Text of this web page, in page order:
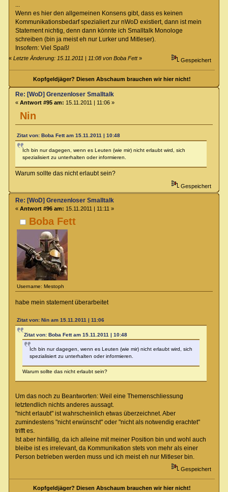
...
Wenn es hier den allgemeinen Konsens gibt, dass es keinen
Kommunikationsbedarf spezialiert zur nWoD existiert, dann ist mein
Statement nichtig, denn dann könnte ich Smalltalk Monologe
schreiben (bin ja meist eh nur Lurker und Mitleser).
Insofern: Viel Spaß!
«Letzte Änderung: 15.11.2011 | 11:08 von Boba Fett» Gespeichert
Kopfgeldjäger? Diesen Abschaum brauchen wir hier nicht!
Nin
Re: [WoD] Grenzenloser Smalltalk
« Antwort #95 am: 15.11.2011 | 11:06 »
Zitat von: Boba Fett am 15.11.2011 | 10:48
Ich bin nur dagegen, wenn es Leuten (wie mir) nicht erlaubt wird, sich
spezialisiert zu unterhalten oder informieren.
Warum sollte das nicht erlaubt sein?
Gespeichert
Boba Fett
Username: Mestoph
Re: [WoD] Grenzenloser Smalltalk
« Antwort #96 am: 15.11.2011 | 11:11 »
habe mein statement überarbeitet
Zitat von: Nin am 15.11.2011 | 11:06
Zitat von: Boba Fett am 15.11.2011 | 10:48
Ich bin nur dagegen, wenn es Leuten (wie mir) nicht erlaubt wird, sich
spezialisiert zu unterhalten oder informieren.
Warum sollte das nicht erlaubt sein?
Um das noch zu Beantworten: Weil eine Themenschliessung
letztendlich nichts anderes aussagt.
"nicht erlaubt" ist wahrscheinlich etwas überzeichnet. Aber
zumindestens "nicht erwünscht" oder "nicht als notwendig erachtet"
trifft es.
Ist aber hinfällig, da ich alleine mit meiner Position bin und wohl auch
bleibe ist es irrelevant, da Kommunikation stets von mehr als einer
Person betrieben werden muss und ich meist eh nur Mitleser bin.
Gespeichert
Kopfgeldjäger? Diesen Abschaum brauchen wir hier nicht!